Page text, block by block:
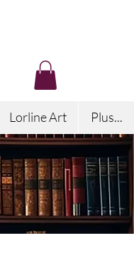
Lorline Art Plus...